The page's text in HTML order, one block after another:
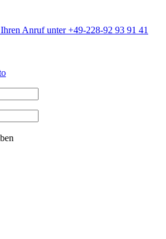
Anruf unter +49-228-92 93 91 41